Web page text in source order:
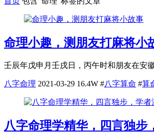
命理小趣，测朋友打麻将小
壬辰年戊申月壬戌日，丙午时和朋友在安
八字命理 2021-03-29 16.4W #八字算命 #算
八字命理学精华，四言独步